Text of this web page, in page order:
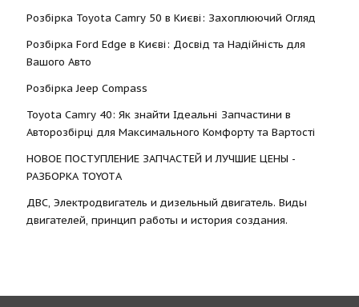
Розбірка Toyota Camry 50 в Києві: Захоплюючий Огляд
Розбірка Ford Edge в Києві: Досвід та Надійність для
Вашого Авто
Розбірка Jeep Compass
Toyota Camry 40: Як знайти Ідеальні Запчастини в
Авторозбірці для Максимального Комфорту та Вартості
НОВОЕ ПОСТУПЛЕНИЕ ЗАПЧАСТЕЙ И ЛУЧШИЕ ЦЕНЫ -
РАЗБОРКА TOYOTА
ДВС, Электродвигатель и дизельный двигатель. Виды
двигателей, принцип работы и история создания.